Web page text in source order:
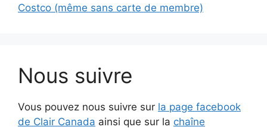
Costco (même sans carte de membre)
Nous suivre
Vous pouvez nous suivre sur la page facebook
de Clair Canada ainsi que sur la chaîne